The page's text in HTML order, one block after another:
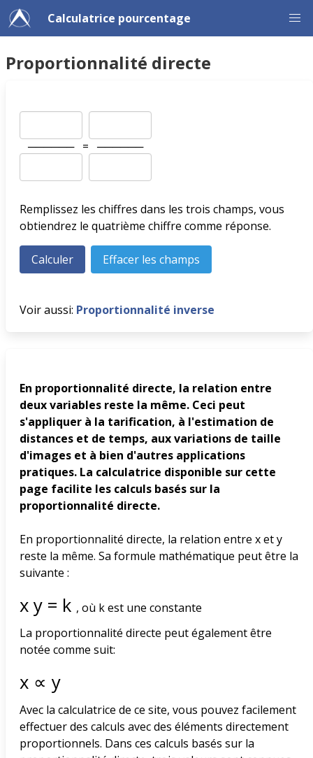
Calculatrice pourcentage
Proportionnalité directe
────── = ──────
Remplissez les chiffres dans les trois champs, vous
obtiendrez le quatrième chiffre comme réponse.
Voir aussi: Proportionnalité inverse
En proportionnalité directe, la relation entre
deux variables reste la même. Ceci peut
s'appliquer à la tarification, à l'estimation de
distances et de temps, aux variations de taille
d'images et à bien d'autres applications
pratiques. La calculatrice disponible sur cette
page facilite les calculs basés sur la
proportionnalité directe.
En proportionnalité directe, la relation entre x et y
reste la même. Sa formule mathématique peut être la
suivante :
x y = k , où k est une constante
La proportionnalité directe peut également être
notée comme suit:
x ∝ y
Avec la calculatrice de ce site, vous pouvez facilement
effectuer des calculs avec des éléments directement
proportionnels. Dans ces calculs basés sur la